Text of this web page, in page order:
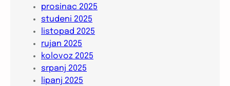
prosinac 2025
studeni 2025
listopad 2025
rujan 2025
kolovoz 2025
srpanj 2025
lipanj 2025